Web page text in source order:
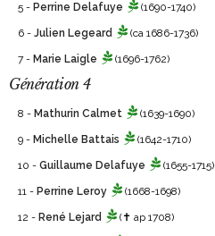
5 - Perrine Delafuye (1690-1740)
6 - Julien Legeard (ca 1686-1736)
7 - Marie Laigle (1696-1762)
Génération 4
8 - Mathurin Calmet (1639-1690)
9 - Michelle Battais (1642-1710)
10 - Guillaume Delafuye (1655-1715)
11 - Perrine Leroy (1668-1698)
12 - René Lejard (✝ ap 1708)